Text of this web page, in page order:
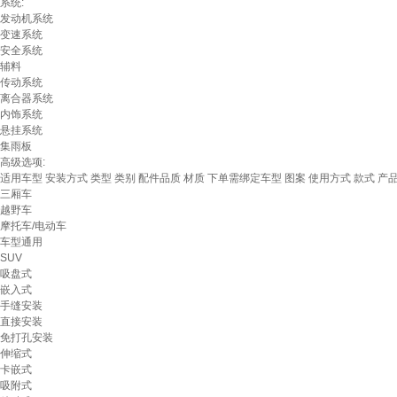
系统:
发动机系统
变速系统
安全系统
辅料
传动系统
离合器系统
内饰系统
悬挂系统
集雨板
高级选项:
适用车型 安装方式 类型 类别 配件品质 材质 下单需绑定车型 图案 使用方式 款式 产
三厢车
越野车
摩托车/电动车
车型通用
SUV
吸盘式
嵌入式
手缝安装
直接安装
免打孔安装
伸缩式
卡嵌式
吸附式